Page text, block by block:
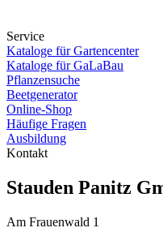
Service
Kataloge für Gartencenter
Kataloge für GaLaBau
Pflanzensuche
Beetgenerator
Online-Shop
Häufige Fragen
Ausbildung
Kontakt
Stauden Panitz
Am Frauenwald 1